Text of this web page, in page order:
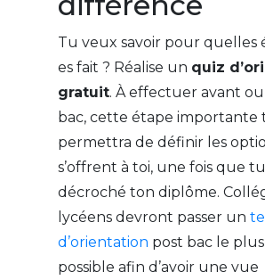
Tu veux savoir pour quelles
es fait ? Réalise un quiz
gratuit. À effectuer avant
bac, cette étape importante
permettra de définir les
s’offrent à toi, une fois que
décroché ton diplôme.
lycéens devront passer un
d’orientation post bac le
possible afin d’avoir une vue